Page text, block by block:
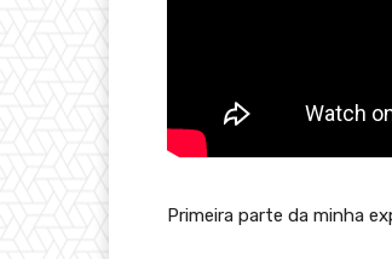
Primeira parte da minha